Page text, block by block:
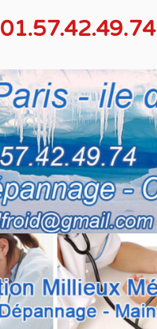
01.57.42.49.74